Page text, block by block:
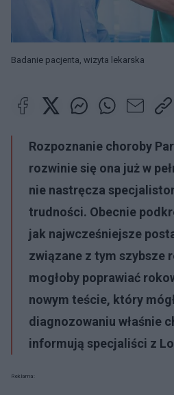
Badanie pacjenta, wizyta lekarska
Rozpoznanie choroby
rozwinie się ona już w
nie nastręcza
trudności. Obecnie
jak najwcześniejsze
związane z tym szybsze
mogłoby poprawiać
nowym teście, który
diagnozowaniu właśnie
informują specjaliści z
Reklama: